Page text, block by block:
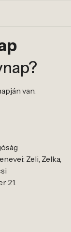
van.
Zeli, Zelka,
21.